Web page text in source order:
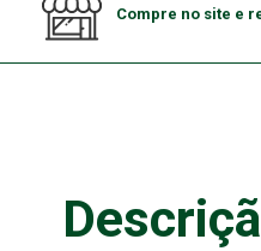
Compre no site e